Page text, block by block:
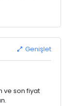
Genişlet
ve son fiyat